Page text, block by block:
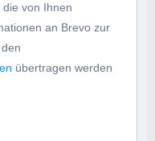
von Ihnen
an Brevo zur
übertragen werden